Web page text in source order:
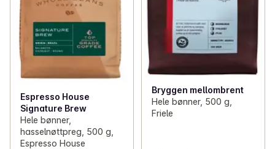
Espresso House
Signature Brew
Hele bønner,
hasselnøttpreg, 500 g,
Espresso House
Bryggen mellombrent
Hele bønner, 500 g,
Friele